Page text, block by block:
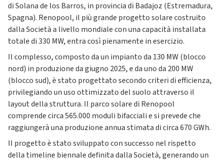
di Solana de los Barros, in provincia di Badajoz (Estremadura,
Spagna). Renopool, il più grande progetto solare costruito
dalla Società a livello mondiale con una capacità installata
totale di 330 MW, entra così pienamente in esercizio.
Il complesso, composto da un impianto da 130 MW (blocco
nord) in produzione da giugno 2025, e da uno da 200 MW
(blocco sud), è stato progettato secondo criteri di efficienza,
privilegiando un uso ottimizzato del suolo attraverso il
layout della struttura. Il parco solare di Renopool
comprende circa 565.000 moduli bifacciali e si prevede che
raggiungerà una produzione annua stimata di circa 670 GWh.
Il progetto è stato sviluppato con successo nel rispetto
della timeline biennale definita dalla Società, generando un